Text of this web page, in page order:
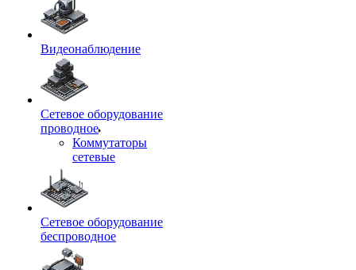
Видеонаблюдение
Сетевое оборудование
проводное
Коммутаторы
сетевые
Сетевое оборудование
беспроводное